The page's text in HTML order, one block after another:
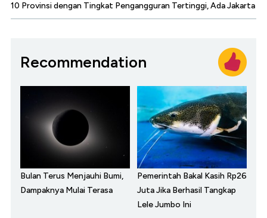
10 Provinsi dengan Tingkat Pengangguran Tertinggi, Ada Jakarta
Recommendation
Bulan Terus Menjauhi Bumi,
Dampaknya Mulai Terasa
Pemerintah Bakal Kasih Rp26
Juta Jika Berhasil Tangkap
Lele Jumbo Ini